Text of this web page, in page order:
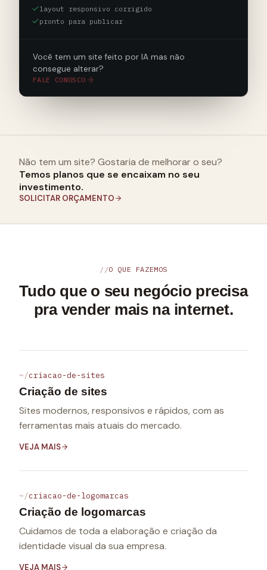
layout responsivo corrigido
pronto para publicar
Você tem um site feito por IA mas não
consegue alterar?
FALE CONOSCO
Não tem um site? Gostaria de melhorar o seu?
Temos planos que se encaixam no seu
investimento.
SOLICITAR ORÇAMENTO
O QUE FAZEMOS
Tudo que o seu negócio precisa
pra vender mais na internet.
criacao-de-sites
Criação de sites
Sites modernos, responsivos e rápidos, com as
ferramentas mais atuais do mercado.
VEJA MAIS
criacao-de-logomarcas
Criação de logomarcas
Cuidamos de toda a elaboração e criação da
identidade visual da sua empresa.
VEJA MAIS